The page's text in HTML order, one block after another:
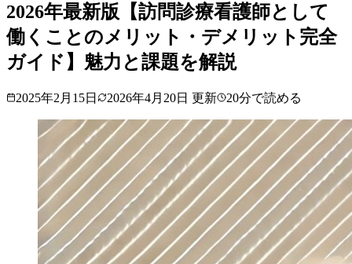
2026年最新版【訪問診療看護師として
働くことのメリット・デメリット完全
ガイド】魅力と課題を解説
2025年2月15日 2026年4月20日 更新 20分で読める